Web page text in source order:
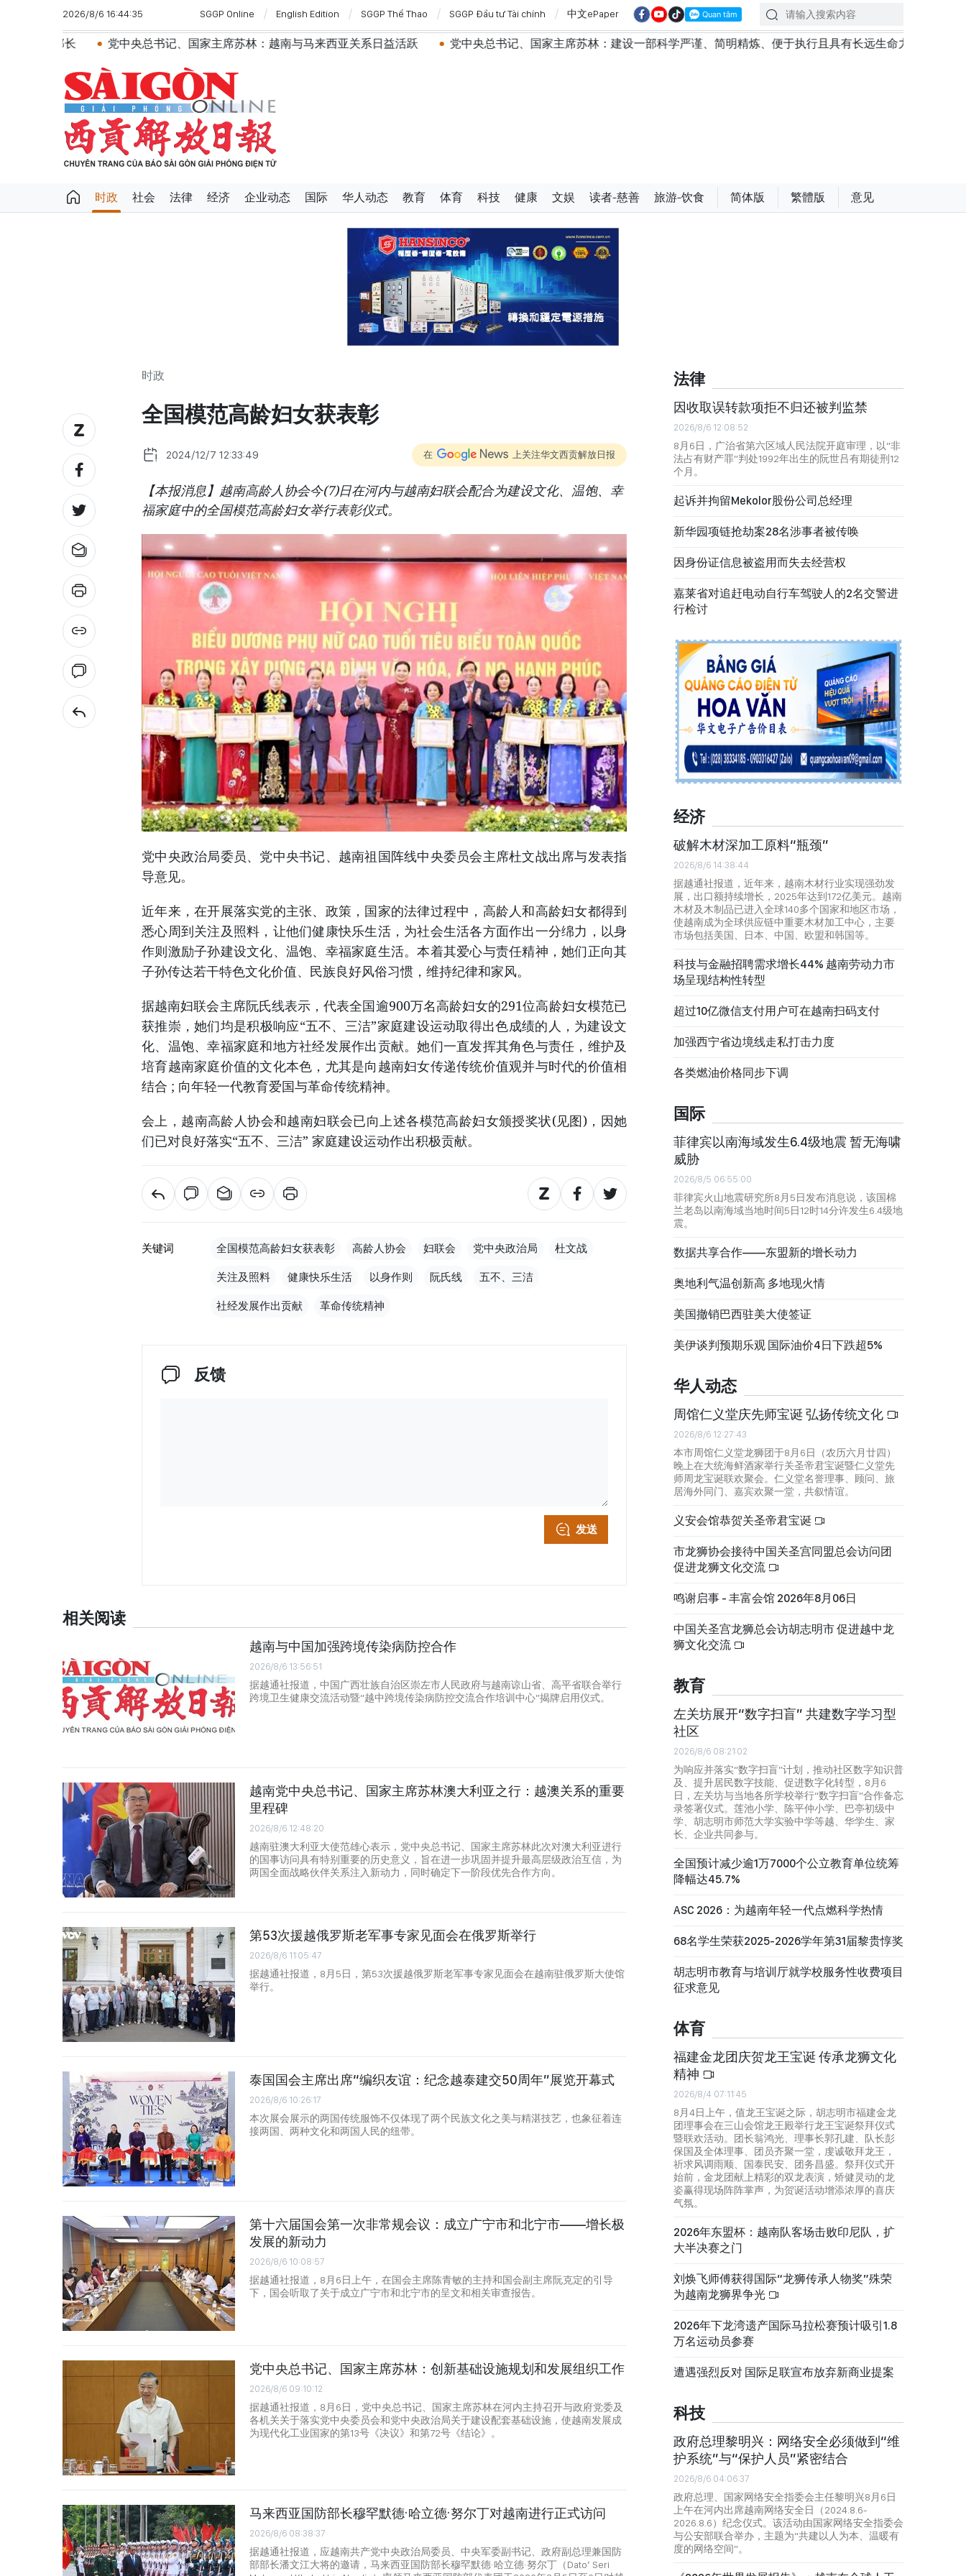
2026/8/6 16:44:35 SGGP Online English Edition SGGP Thể Thao SGGP Đầu tư Tài chính 中文ePaper
党中央总书记、国家主席苏林：越南与马来西亚关系日益活跃 党中央总书记、国家主席苏林：建设一部科学严谨、简明精炼、便于执行且具有长远生命力的党章 苏林总书记
时政 社会 法律 经济 企业动态 国际 华人动态 教育 体育 科技 健康 文娱 读者-慈善 旅游-饮食 简体版 繁體版 意见
时政
全国模范高龄妇女获表彰
2024/12/7 12:33:49 在 上关注华文西贡解放日报
【本报消息】越南高龄人协会今(7)日在河内与越南妇联会配合为建设文化、温饱、幸
福家庭中的全国模范高龄妇女举行表彰仪式。
党中央政治局委员、党中央书记、越南祖国阵线中央委员会主席杜文战出席与发表指
导意见。
近年来，在开展落实党的主张、政策，国家的法律过程中，高龄人和高龄妇女都得到
悉心周到关注及照料，让他们健康快乐生活，为社会生活各方面作出一分绵力，以身
作则激励子孙建设文化、温饱、幸福家庭生活。本着其爱心与责任精神，她们正向其
子孙传达若干特色文化价值、民族良好风俗习惯，维持纪律和家风。
据越南妇联会主席阮氏线表示，代表全国逾900万名高龄妇女的291位高龄妇女模范已
获推崇，她们均是积极响应“五不、三洁”家庭建设运动取得出色成绩的人，为建设文
化、温饱、幸福家庭和地方社经发展作出贡献。她们一直发挥其角色与责任，维护及
培育越南家庭价值的文化本色，尤其是向越南妇女传递传统价值观并与时代的价值相
结合 ; 向年轻一代教育爱国与革命传统精神。
会上，越南高龄人协会和越南妇联会已向上述各模范高龄妇女颁授奖状(见图)，因她
们已对良好落实“五不、三洁” 家庭建设运动作出积极贡献。
关键词 全国模范高龄妇女获表彰 高龄人协会 妇联会 党中央政治局 杜文战
关注及照料 健康快乐生活 以身作则 阮氏线 五不、三洁
社经发展作出贡献 革命传统精神
反馈
发送
相关阅读
越南与中国加强跨境传染病防控合作
2026/8/6 13:56:51
据越通社报道，中国广西壮族自治区崇左市人民政府与越南谅山省、高平省联合举行
跨境卫生健康交流活动暨“越中跨境传染病防控交流合作培训中心”揭牌启用仪式。
越南党中央总书记、国家主席苏林澳大利亚之行：越澳关系的重要
里程碑
2026/8/6 12:48:20
越南驻澳大利亚大使范雄心表示，党中央总书记、国家主席苏林此次对澳大利亚进行
的国事访问具有特别重要的历史意义，旨在进一步巩固并提升最高层级政治互信，为
两国全面战略伙伴关系注入新动力，同时确定下一阶段优先合作方向。
第53次援越俄罗斯老军事专家见面会在俄罗斯举行
2026/8/6 11:05:47
据越通社报道，8月5日，第53次援越俄罗斯老军事专家见面会在越南驻俄罗斯大使馆
举行。
泰国国会主席出席“编织友谊：纪念越泰建交50周年”展览开幕式
2026/8/6 10:26:17
本次展会展示的两国传统服饰不仅体现了两个民族文化之美与精湛技艺，也象征着连
接两国、两种文化和两国人民的纽带。
第十六届国会第一次非常规会议：成立广宁市和北宁市——增长极
发展的新动力
2026/8/6 10:08:57
据越通社报道，8月6日上午，在国会主席陈青敏的主持和国会副主席阮克定的引导
下，国会听取了关于成立广宁市和北宁市的呈文和相关审查报告。
党中央总书记、国家主席苏林：创新基础设施规划和发展组织工作
2026/8/6 09:10:12
据越通社报道，8月6日，党中央总书记、国家主席苏林在河内主持召开与政府党委及
各机关关于落实党中央委员会和党中央政治局关于建设配套基础设施，使越南发展成
为现代化工业国家的第13号《决议》和第72号《结论》。
马来西亚国防部长穆罕默德·哈立德·努尔丁对越南进行正式访问
2026/8/6 08:38:37
据越通社报道，应越南共产党中央政治局委员、中央军委副书记、政府副总理兼国防
部部长潘文江大将的邀请，马来西亚国防部长穆罕默德·哈立德·努尔丁（Dato’ Seri
法律
因收取误转款项拒不归还被判监禁
2026/8/6 12:08:52
8月6日，广治省第六区域人民法院开庭审理，以“非
法占有财产罪”判处1992年出生的阮世吕有期徒刑12
个月。
起诉并拘留Mekolor股份公司总经理
新华园项链抢劫案28名涉事者被传唤
因身份证信息被盗用而失去经营权
嘉莱省对追赶电动自行车驾驶人的2名交警进
行检讨
经济
破解木材深加工原料“瓶颈”
2026/8/6 14:38:44
据越通社报道，近年来，越南木材行业实现强劲发
展，出口额持续增长，2025年达到172亿美元。越南
木材及木制品已进入全球140多个国家和地区市场，
使越南成为全球供应链中重要木材加工中心，主要
市场包括美国、日本、中国、欧盟和韩国等。
科技与金融招聘需求增长44% 越南劳动力市
场呈现结构性转型
超过10亿微信支付用户可在越南扫码支付
加强西宁省边境线走私打击力度
各类燃油价格同步下调
国际
菲律宾以南海域发生6.4级地震 暂无海啸
威胁
2026/8/5 06:55:00
菲律宾火山地震研究所8月5日发布消息说，该国棉
兰老岛以南海域当地时间5日12时14分许发生6.4级地
震。
数据共享合作——东盟新的增长动力
奥地利气温创新高 多地现火情
美国撤销巴西驻美大使签证
美伊谈判预期乐观 国际油价4日下跌超5%
华人动态
周馆仁义堂庆先师宝诞 弘扬传统文化
2026/8/6 12:27:43
本市周馆仁义堂龙狮团于8月6日（农历六月廿四）
晚上在大统海鲜酒家举行关圣帝君宝诞暨仁义堂先
师周龙宝诞联欢聚会。仁义堂名誉理事、顾问、旅
居海外同门、嘉宾欢聚一堂，共叙情谊。
义安会馆恭贺关圣帝君宝诞
市龙狮协会接待中国关圣宫同盟总会访问团
促进龙狮文化交流
鸣谢启事 - 丰富会馆 2026年8月06日
中国关圣宫龙狮总会访胡志明市 促进越中龙
狮文化交流
教育
左关坊展开“数字扫盲” 共建数字学习型
社区
2026/8/6 08:21:02
为响应并落实“数字扫盲”计划，推动社区数字知识普
及、提升居民数字技能、促进数字化转型，8月6
日，左关坊与当地各所学校举行“数字扫盲”合作备忘
录签署仪式。莲池小学、陈平仲小学、巴亭初级中
学、胡志明市师范大学实验中学等越、华学生、家
长、企业共同参与。
全国预计减少逾1万7000个公立教育单位统筹
降幅达45.7%
ASC 2026：为越南年轻一代点燃科学热情
68名学生荣获2025-2026学年第31届黎贵惇奖
胡志明市教育与培训厅就学校服务性收费项目
征求意见
体育
福建金龙团庆贺龙王宝诞 传承龙狮文化
精神
2026/8/4 07:11:45
8月4日上午，值龙王宝诞之际，胡志明市福建金龙
团理事会在三山会馆龙王殿举行龙王宝诞祭拜仪式
暨联欢活动。团长翁鸿光、理事长郭孔建、队长彭
保国及全体理事、团员齐聚一堂，虔诚敬拜龙王，
祈求风调雨顺、国泰民安、团务昌盛。祭拜仪式开
始前，金龙团献上精彩的双龙表演，矫健灵动的龙
姿赢得现场阵阵掌声，为贺诞活动增添浓厚的喜庆
气氛。
2026年东盟杯：越南队客场击败印尼队，扩
大半决赛之门
刘焕飞师傅获得国际“龙狮传承人物奖”殊荣
为越南龙狮界争光
2026年下龙湾遗产国际马拉松赛预计吸引1.8
万名运动员参赛
遭遇强烈反对 国际足联宣布放弃新商业提案
科技
政府总理黎明兴：网络安全必须做到“维
护系统”与“保护人员”紧密结合
2026/8/6 04:06:37
政府总理、国家网络安全指委会主任黎明兴8月6日
上午在河内出席越南网络安全日（2024.8.6-
2026.8.6）纪念仪式。该活动由国家网络安全指委会
与公安部联合举办，主题为“共建以人为本、温暖有
度的网络空间”。